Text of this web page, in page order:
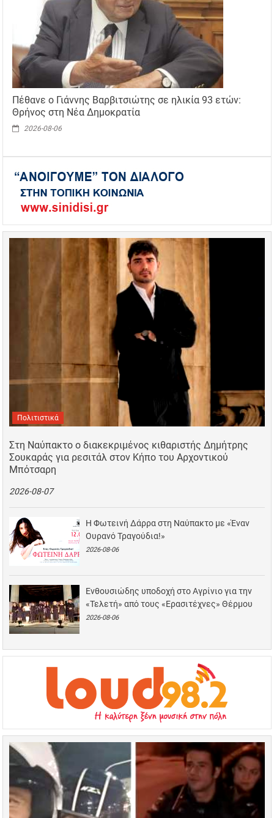
Πέθανε ο Γιάννης Βαρβιτσιώτης σε ηλικία 93 ετών:
Θρήνος στη Νέα Δημοκρατία
2026-08-06
Πολιτιστικά
Στη Ναύπακτο ο διακεκριμένος κιθαριστής Δημήτρης
Σουκαράς για ρεσιτάλ στον Κήπο του Αρχοντικού
Μπότσαρη
2026-08-07
Η Φωτεινή Δάρρα στη Ναύπακτο με «Έναν
Ουρανό Τραγούδια!»
2026-08-06
Ενθουσιώδης υποδοχή στο Αγρίνιο για την
«Τελετή» από τους «Ερασιτέχνες» Θέρμου
2026-08-06